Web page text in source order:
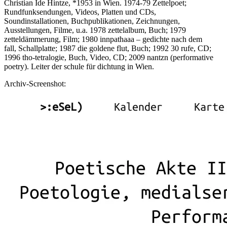
Christian Ide Hintze, *1953 in Wien. 1974-79 Zettelpoet;
Rundfunksendungen, Videos, Platten und CDs,
Soundinstallationen, Buchpublikationen, Zeichnungen,
Ausstellungen, Filme, u.a. 1978 zettelalbum, Buch; 1979
zetteldämmerung, Film; 1980 innpathaaa – gedichte nach dem
fall, Schallplatte; 1987 die goldene flut, Buch; 1992 30 rufe, CD;
1996 tho-tetralogie, Buch, Video, CD; 2009 nantzn (performative
poetry). Leiter der schule für dichtung in Wien.
Archiv-Screenshot: